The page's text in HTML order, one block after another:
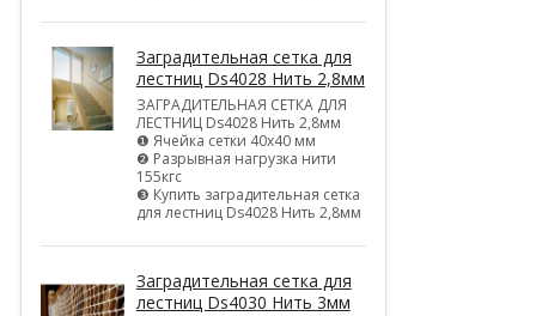
Заградительная сетка для
лестниц Ds4028 Нить 2,8мм
ЗАГРАДИТЕЛЬНАЯ СЕТКА ДЛЯ
ЛЕСТНИЦ Ds4028 Нить 2,8мм
❶ Ячейка сетки 40х40 мм
❷ Разрывная нагрузка нити
155кгс
❸ Купить заградительная сетка
для лестниц Ds4028 Нить 2,8мм
Заградительная сетка для
лестниц Ds4030 Нить 3мм